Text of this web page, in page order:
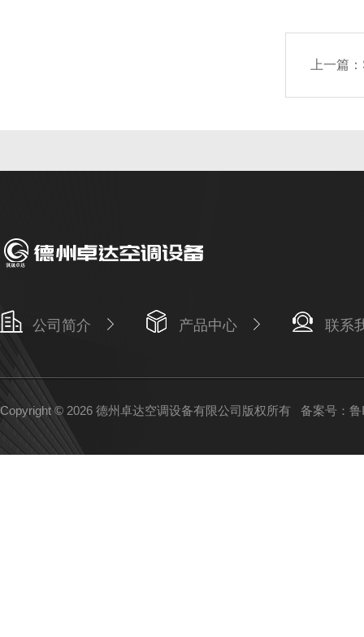
上一篇：
公司简介 产品中心 联系
Copyright © 2026 德州卓达空调设备有限公司版权所有 备案号：